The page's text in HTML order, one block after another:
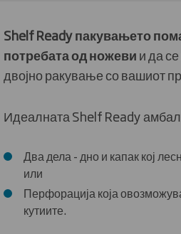
Shelf Ready пакувањето
потребата од ножевии да
двојно ракување со вашиот
Идеалната Shelf Ready
Два дела - дно и капак кој
или
Перфорација која
кутиите.